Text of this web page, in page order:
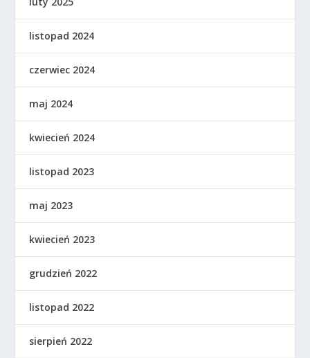
listopad 2024
czerwiec 2024
maj 2024
kwiecień 2024
listopad 2023
maj 2023
kwiecień 2023
grudzień 2022
listopad 2022
sierpień 2022